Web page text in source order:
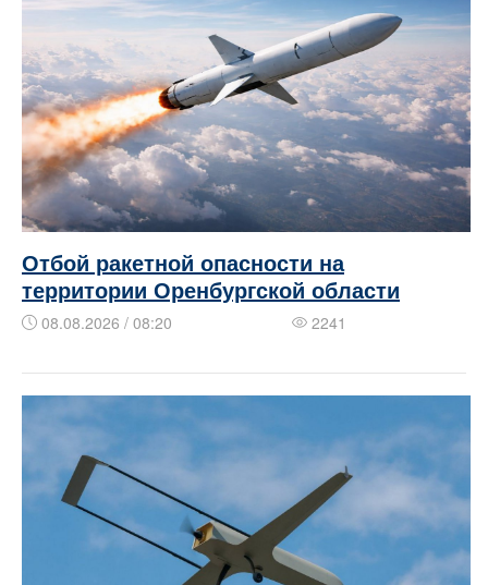
Отбой ракетной опасности на
территории Оренбургской области
08.08.2026 / 08:20 2241